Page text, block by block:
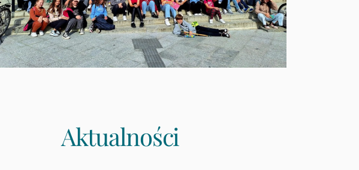
Aktualności